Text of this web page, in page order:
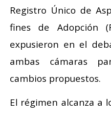
Registro Único de
fines de Adopción
expusieron en el
ambas cámaras
cambios propuestos.
El régimen alcanza a